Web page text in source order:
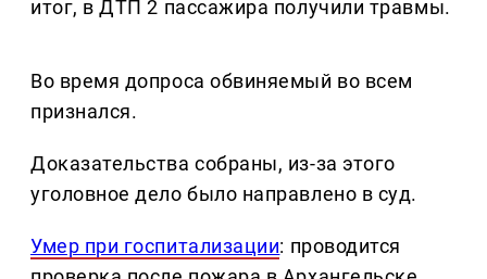
итог, в ДТП 2 пассажира получили травмы.
Во время допроса обвиняемый во всем
признался.
Доказательства собраны, из-за этого
уголовное дело было направлено в суд.
Умер при госпитализации: проводится